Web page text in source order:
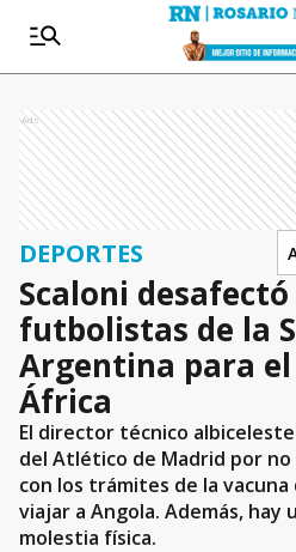
Ads
DEPORTES
Scaloni
futbolistas de la
Argentina para
África
El director técnico
del Atlético de Madrid por
con los trámites de la
viajar a Angola. Además, hay
molestia física.